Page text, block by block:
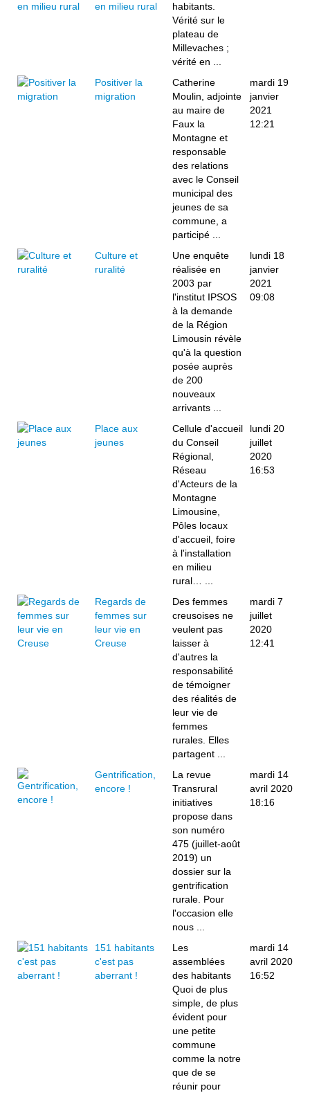
en milieu rural
habitants.
Vérité sur le
plateau de
Millevaches ;
vérité en ...
Positiver la
migration
Catherine
Moulin, adjointe
au maire de
Faux la
Montagne et
responsable
des relations
avec le Conseil
municipal des
jeunes de sa
commune, a
participé ...
mardi 19
janvier
2021
12:21
Culture et
ruralité
Une enquête
réalisée en
2003 par
l'institut IPSOS
à la demande
de la Région
Limousin révèle
qu'à la question
posée auprès
de 200
nouveaux
arrivants ...
lundi 18
janvier
2021
09:08
Place aux
jeunes
Cellule d'accueil
du Conseil
Régional,
Réseau
d'Acteurs de la
Montagne
Limousine,
Pôles locaux
d'accueil, foire
à l'installation
en milieu
rural… ...
lundi 20
juillet
2020
16:53
Regards de
femmes sur
leur vie en
Creuse
Des femmes
creusoises ne
veulent pas
laisser à
d'autres la
responsabilité
de témoigner
des réalités de
leur vie de
femmes
rurales. Elles
partagent ...
mardi 7
juillet
2020
12:41
Gentrification,
encore !
La revue
Transrural
initiatives
propose dans
son numéro
475 (juillet-août
2019) un
dossier sur la
gentrification
rurale. Pour
l'occasion elle
nous ...
mardi 14
avril 2020
18:16
151 habitants
c'est pas
aberrant !
Les
assemblées
des habitants
Quoi de plus
simple, de plus
évident pour
une petite
commune
comme la notre
que de se
réunir pour
mardi 14
avril 2020
16:52